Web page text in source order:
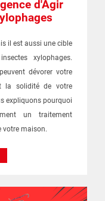
d'Agir
il est aussi une cible
xylophages.
dévorer votre
la solidité de votre
expliquons pourquoi
un traitement
votre maison.